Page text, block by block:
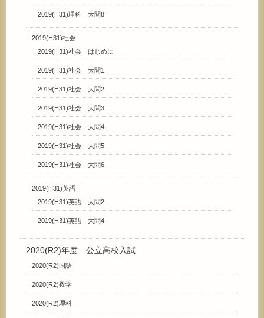
2019(H31)理科 大問8
2019(H31)社会
2019(H31)社会 はじめに
2019(H31)社会 大問1
2019(H31)社会 大問2
2019(H31)社会 大問3
2019(H31)社会 大問4
2019(H31)社会 大問5
2019(H31)社会 大問6
2019(H31)英語
2019(H31)英語 大問2
2019(H31)英語 大問4
2020(R2)年度 公立高校入試
2020(R2)国語
2020(R2)数学
2020(R2)理科